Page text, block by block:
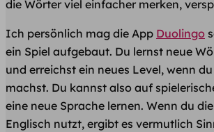
die Wörter viel einfacher merken,
Ich persönlich mag die App Duolingo
ein Spiel aufgebaut. Du lernst neue
und erreichst ein neues Level, wenn
machst. Du kannst also auf
eine neue Sprache lernen. Wenn du
Englisch nutzt, ergibt es vermutlich